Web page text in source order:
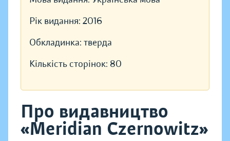
Рік видання: 2016
Обкладинка: тверда
Кількість сторінок: 80
Про видавництво
«Meridian Czernowitz»